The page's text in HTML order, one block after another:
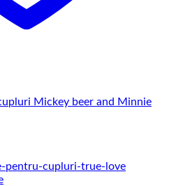
Mickey beer and Minnie